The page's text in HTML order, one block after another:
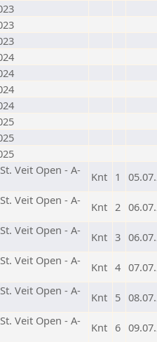
Veit Open - A-
Knt 1
Veit Open - A-
Knt 2
Veit Open - A-
Knt 3
Veit Open - A-
Knt 4
Veit Open - A-
Knt 5
Veit Open - A-
Knt 6